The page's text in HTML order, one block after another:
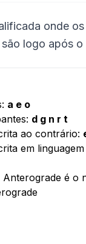
onde
logo após o
a e o
d g n r t
ao contrário:
em linguagem
é o